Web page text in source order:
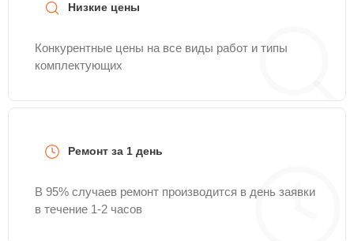
Низкие цены
Конкурентные цены на все виды работ и типы
комплектующих
Ремонт за 1 день
В 95% случаев ремонт производится в день заявки
в течение 1-2 часов